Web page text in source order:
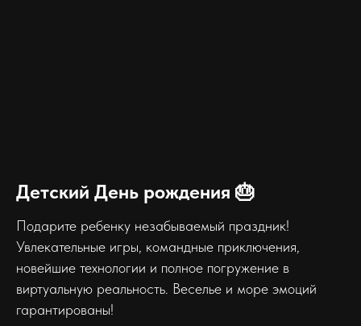
Детский День рождения 🎂
Подарите ребенку незабываемый праздник!
Увлекательные игры, командные приключения,
новейшие технологии и полное погружение в
виртуальную реальность. Веселье и море эмоций
гарантированы!